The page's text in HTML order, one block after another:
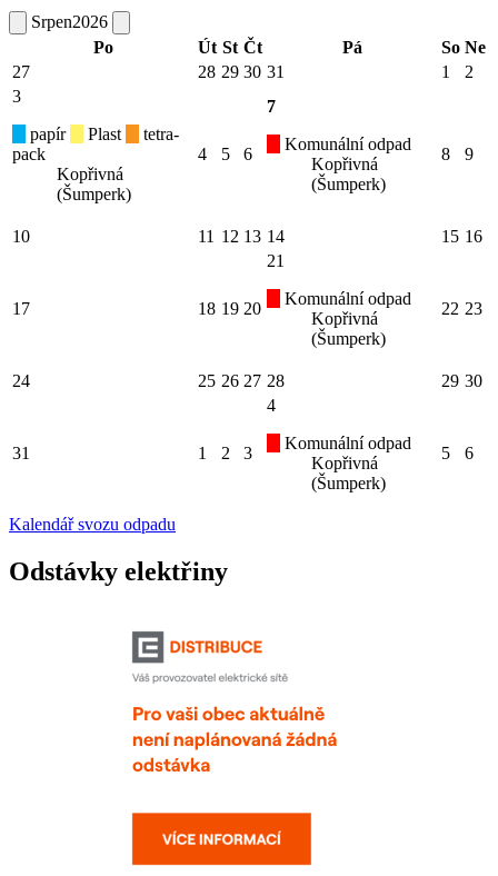
Srpen2026
Po
Út St Čt Pá So Ne
27
28 29 30 31 1
2
3
papír
Plast
tetra-
pack
Kopřivná
(Šumperk)
4 5 6
7
Komunální odpad
Kopřivná
(Šumperk)
8 9
10 11 12 13 14 15 16
17 18 19 20
21
Komunální odpad
Kopřivná
(Šumperk)
22 23
24 25 26 27 28 29 30
31 1 2 3
4
Komunální odpad
Kopřivná
(Šumperk)
5 6
Kalendář svozu odpadu
Odstávky elektřiny